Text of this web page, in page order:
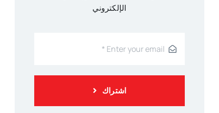
الإلكتروني
اشتراك